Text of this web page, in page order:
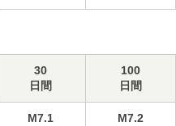
30
日間
100
日間
M7.1
M7.2